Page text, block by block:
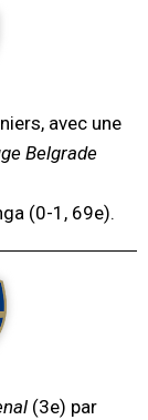
avec une
Belgrade
(0-1, 69e).
(3e) par